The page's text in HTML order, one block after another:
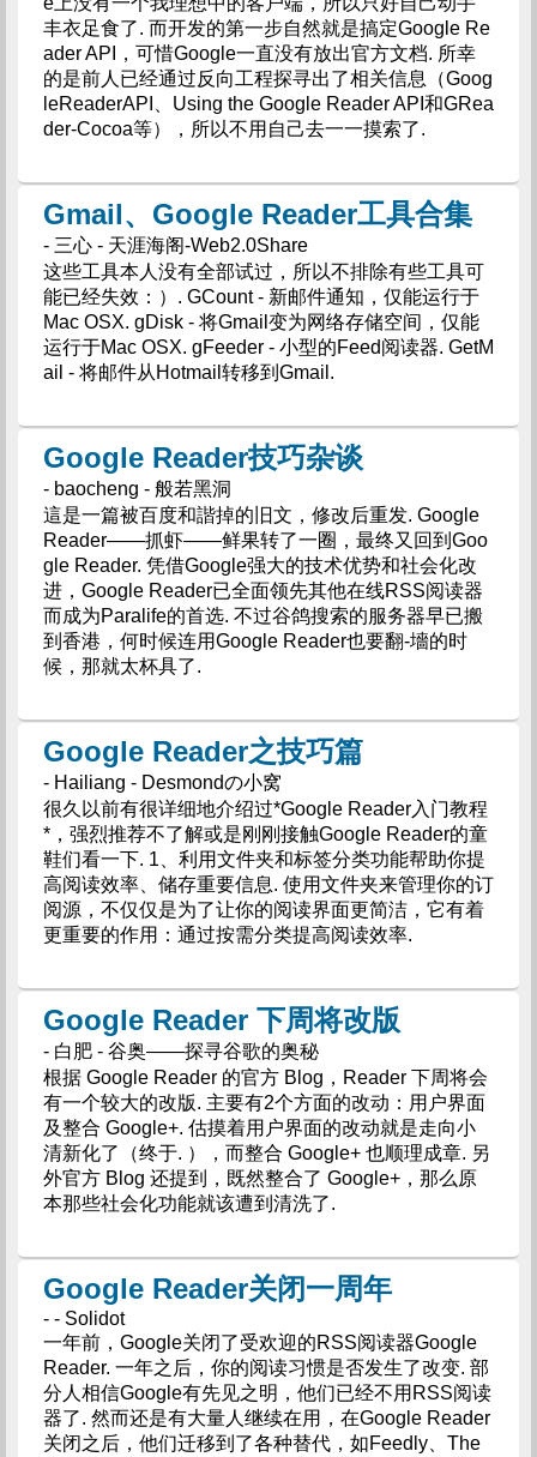
丰衣足食了. 而开发的第一步自然就是搞定Google Re
ader API，可惜Google一直没有放出官方文档. 所幸
的是前人已经通过反向工程探寻出了相关信息（Goog
leReaderAPI、Using the Google Reader API和GRea
der-Cocoa等），所以不用自己去一一摸索了.
Gmail、Google Reader工具合集
- 三心 - 天涯海阁-Web2.0Share
这些工具本人没有全部试过，所以不排除有些工具可
能已经失效：）. GCount - 新邮件通知，仅能运行于
Mac OSX. gDisk - 将Gmail变为网络存储空间，仅能
运行于Mac OSX. gFeeder - 小型的Feed阅读器. GetM
ail - 将邮件从Hotmail转移到Gmail.
Google Reader技巧杂谈
- baocheng - 般若黑洞
這是一篇被百度和諧掉的旧文，修改后重发. Google
Reader——抓虾——鲜果转了一圈，最终又回到Goo
gle Reader. 凭借Google强大的技术优势和社会化改
进，Google Reader已全面领先其他在线RSS阅读器
而成为Paralife的首选. 不过谷鸽搜索的服务器早已搬
到香港，何时候连用Google Reader也要翻-墻的时
候，那就太杯具了.
Google Reader之技巧篇
- Hailiang - Desmondの小窝
很久以前有很详细地介绍过*Google Reader入门教程
*，强烈推荐不了解或是刚刚接触Google Reader的童
鞋们看一下. 1、利用文件夹和标签分类功能帮助你提
高阅读效率、储存重要信息. 使用文件夹来管理你的订
阅源，不仅仅是为了让你的阅读界面更简洁，它有着
更重要的作用：通过按需分类提高阅读效率.
Google Reader 下周将改版
- 白肥 - 谷奥——探寻谷歌的奥秘
根据 Google Reader 的官方 Blog，Reader 下周将会
有一个较大的改版. 主要有2个方面的改动：用户界面
及整合 Google+. 估摸着用户界面的改动就是走向小
清新化了（终于. ），而整合 Google+ 也顺理成章. 另
外官方 Blog 还提到，既然整合了 Google+，那么原
本那些社会化功能就该遭到清洗了.
Google Reader关闭一周年
- - Solidot
一年前，Google关闭了受欢迎的RSS阅读器Google
Reader. 一年之后，你的阅读习惯是否发生了改变. 部
分人相信Google有先见之明，他们已经不用RSS阅读
器了. 然而还是有大量人继续在用，在Google Reader
关闭之后，他们迁移到了各种替代，如Feedly、The